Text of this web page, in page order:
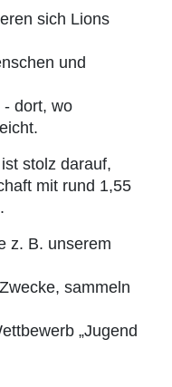
sich Lions
und
- dort, wo
stolz darauf,
mit rund 1,55
z. B. unserem
sammeln
„Jugend